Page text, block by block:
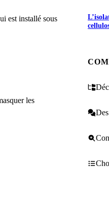
est installé sous
les